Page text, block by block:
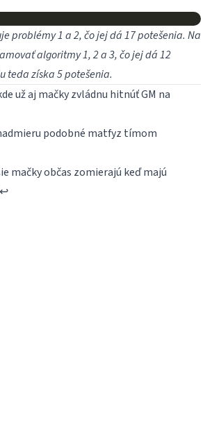
problémy 1 a 2, čo jej dá 17 potešenia. Na
algoritmy 1, 2 a 3, čo jej dá 12
teda získa 5 potešenia.
už aj mačky zvládnu hitnúť GM na
podobné matfyz tímom
mačky občas zomierajú keď majú
↩